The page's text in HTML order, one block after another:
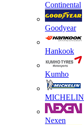
Continental
Goodyear
Hankook
Kumho
MICHELIN
Nexen